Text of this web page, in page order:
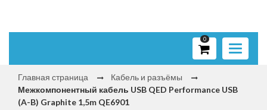
Toggle
0
Главная страница
Кабель и разъёмы
Межкомпонентный кабель USB QED Performance USB
(A-B) Graphite 1,5m QE6901